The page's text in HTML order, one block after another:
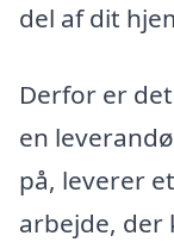
del af dit
Derfor er
en
på, leverer
arbejde, der